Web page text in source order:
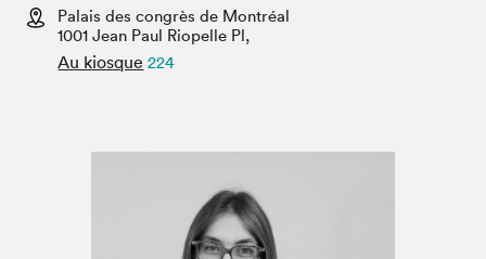
Espace enseignant·e·s
Espace pro
Palais des congrès de Montréal
1001 Jean Paul Riopelle Pl,
Au kiosque 224